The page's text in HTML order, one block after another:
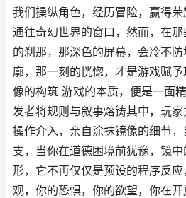
我们操纵角色，经历冒险，赢得
通往奇幻世界的窗口，然而，在
的刹那，那深色的屏幕，会冷不
廓，那一刻的恍惚，才是游戏赋
像的构筑 游戏的本质，便是一面
发者将规则与叙事熔铸其中，玩
操作介入，亲自涂抹镜像的细节
支，当你在道德困境前犹豫，镜
形，它不再仅仅是预设的程序反
观，你的恐惧，你的欲望，你在